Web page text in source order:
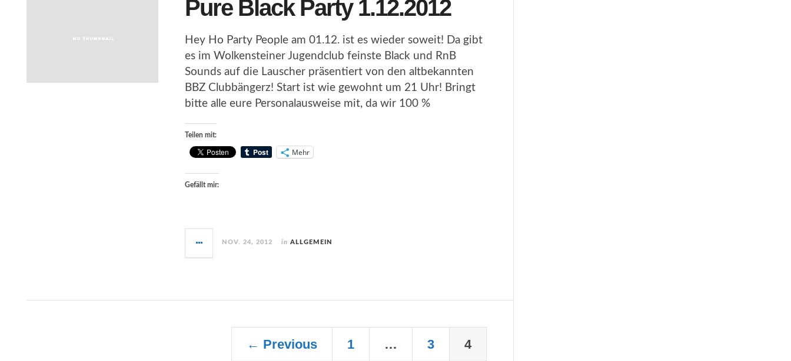
Pure Black Party 1.12.2012
Hey Ho Party People am 01.12. ist es wieder soweit! Da gibt
es im Wolkensteiner Jugendclub feinste Black und RnB
Sounds auf die Lauscher präsentiert von den altbekannten
BBZ Clubbängerz! Start ist wie gewohnt um 21 Uhr! Bringt
bitte alle eure Personalausweise mit, da wir 100 %
Teilen mit:
Mehr
Gefällt mir:
NOV. 24, 2012 in ALLGEMEIN
← Previous 1 … 3 4